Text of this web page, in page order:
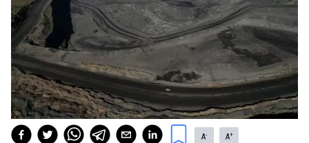
A- A+